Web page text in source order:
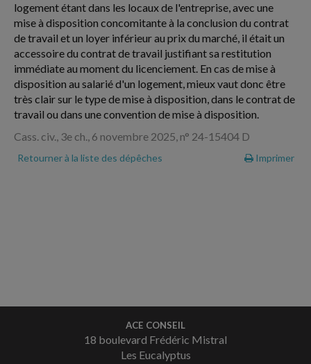
logement étant dans les locaux de l'entreprise, avec une
mise à disposition concomitante à la conclusion du contrat
de travail et un loyer inférieur au prix du marché, il était un
accessoire du contrat de travail justifiant sa restitution
immédiate au moment du licenciement. En cas de mise à
disposition au salarié d'un logement, mieux vaut donc être
très clair sur le type de mise à disposition, dans le contrat de
travail ou dans une convention de mise à disposition.
Cass. civ., 3e ch., 6 novembre 2025, n° 24-15404 D
Retourner à la liste des dépêches Imprimer
ACE CONSEIL
18 boulevard Frédéric Mistral
Les Eucalyptus